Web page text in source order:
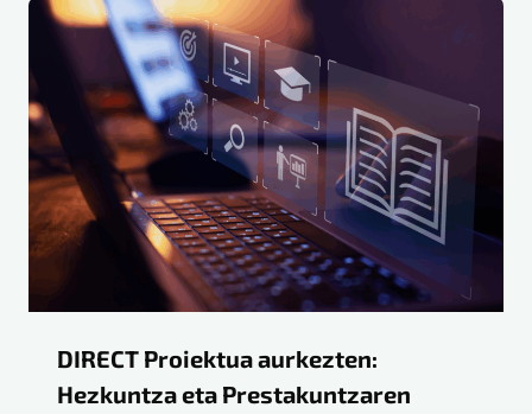
DIRECT Proiektua aurkezten:
Hezkuntza eta Prestakuntzaren